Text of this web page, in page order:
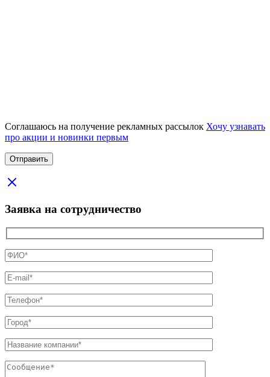
Соглашаюсь на получение рекламных рассылок Хочу узнавать
про акции и новинки первым
Заявка на сотрудничество